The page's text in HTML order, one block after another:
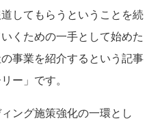
してもらうということを続
くための一手として始めた
事業を紹介するという記事
ー」です。
ング施策強化の一環とし